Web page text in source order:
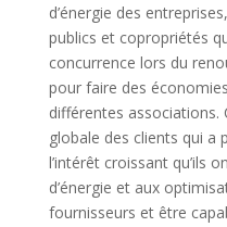
d’énergie des
publics et copropriétés
concurrence lors du
pour faire des
différentes associations.
globale des clients qui a
l’intérêt croissant qu’ils
d’énergie et aux
fournisseurs et être